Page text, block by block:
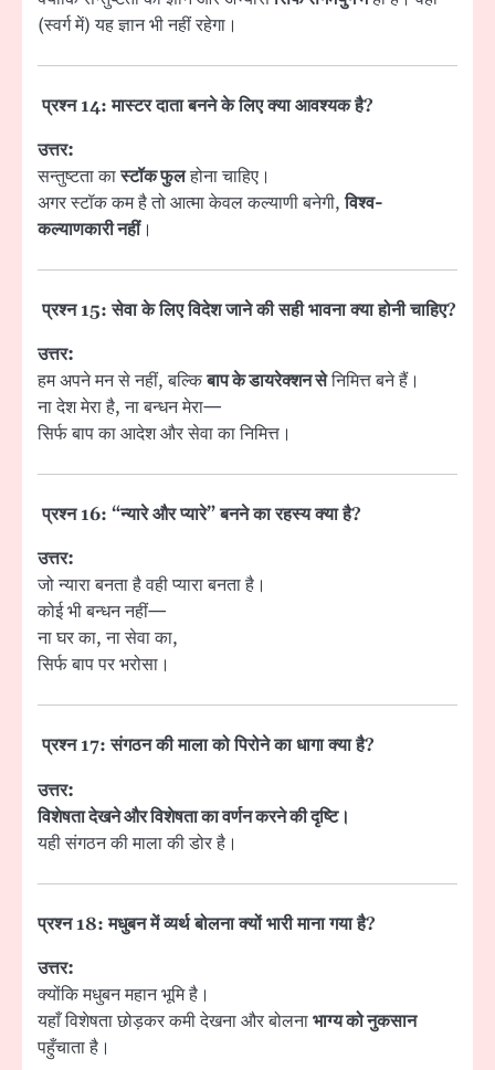
(स्वर्ग में) यह ज्ञान भी नहीं रहेगा।
प्रश्न 14: मास्टर दाता बनने के लिए क्या आवश्यक है?
उत्तर:
सन्तुष्टता कास्टॉक फुलहोना चाहिए।
अगर स्टॉक कम है तो आत्मा केवल कल्याणी बनेगी,विश्व-
कल्याणकारी नहीं।
प्रश्न 15: सेवा के लिए विदेश जाने की सही भावना क्या होनी चाहिए?
उत्तर:
हम अपने मन से नहीं, बल्किबाप के डायरेक्शन सेनिमित्त बने हैं।
ना देश मेरा है, ना बन्धन मेरा—
सिर्फ बाप का आदेश और सेवा का निमित्त।
प्रश्न 16: “न्यारे और प्यारे” बनने का रहस्य क्या है?
उत्तर:
जो न्यारा बनता है वही प्यारा बनता है।
कोई भी बन्धन नहीं—
ना घर का, ना सेवा का,
सिर्फ बाप पर भरोसा।
प्रश्न 17: संगठन की माला को पिरोने का धागा क्या है?
उत्तर:
विशेषता देखने और विशेषता का वर्णन करने की दृष्टि।
यही संगठन की माला की डोर है।
प्रश्न 18: मधुबन में व्यर्थ बोलना क्यों भारी माना गया है?
उत्तर:
क्योंकि मधुबन महान भूमि है।
यहाँ विशेषता छोड़कर कमी देखना और बोलनाभाग्य को नुकसान
पहुँचाता है।